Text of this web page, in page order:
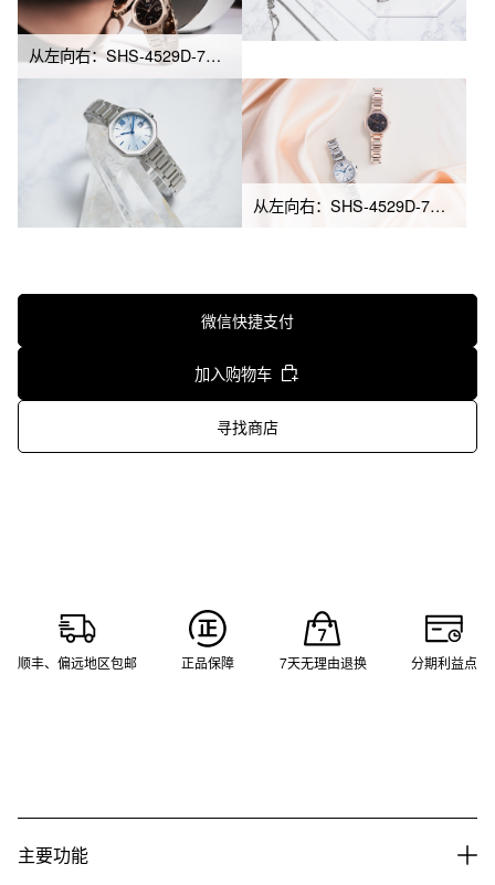
从左向右：SHS-4529D-7A、SHS-4529CG-1A
从左向右：SHS-4529D-7A、SHS-4529CG-1A
微信快捷支付
加入购物车
寻找商店
顺丰、偏远地区包邮 正品保障 7天无理由退换 分期利益点
主要功能